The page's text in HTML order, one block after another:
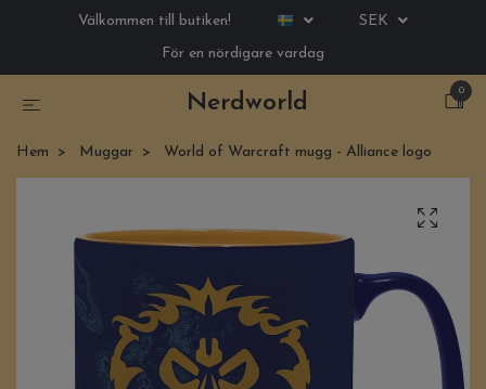
Välkommen till butiken!
SEK
För en nördigare vardag
Nerdworld
0
Hem Muggar World of Warcraft mugg - Alliance logo